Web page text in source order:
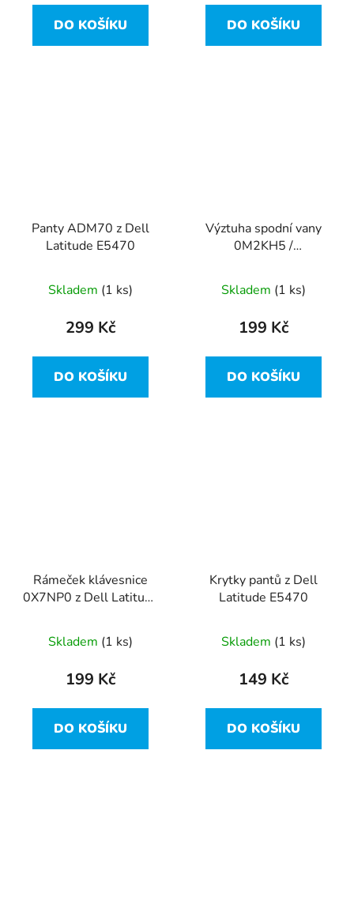
DO KOŠÍKU DO KOŠÍKU
Panty ADM70 z Dell
Latitude E5470
Skladem (1 ks)
299 Kč
DO KOŠÍKU
Výztuha spodní vany
0M2KH5 /
Latitude E5470
Skladem (1 ks)
199 Kč
DO KOŠÍKU
Rámeček klávesnice
0X7NP0 z Dell Latitude
Skladem (1 ks)
199 Kč
DO KOŠÍKU
Krytky pantů z Dell
Latitude E5470
Skladem (1 ks)
149 Kč
DO KOŠÍKU